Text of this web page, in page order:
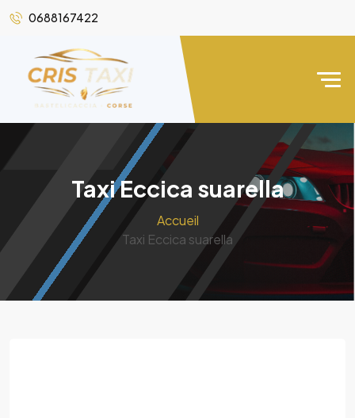
0688167422
Taxi Eccica suarella
Accueil
Taxi Eccica suarella